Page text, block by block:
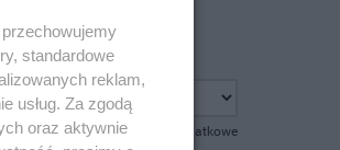
pokaż opcje dodatkowe
standardowe
reklam,
usług. Za zgodą
oraz aktywnie